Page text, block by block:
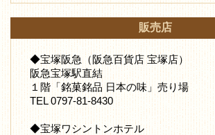
販売店
◆宝塚阪急（阪急百貨店 宝塚店）
阪急宝塚駅直結
１階「銘菓銘品 日本の味」売り場
TEL 0797-81-8430
◆宝塚ワシントンホテル